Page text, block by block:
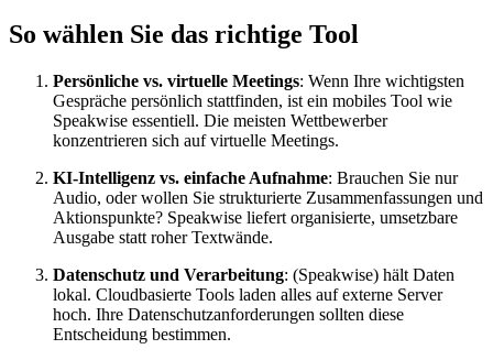
So wählen Sie das richtige Tool
Persönliche vs. virtuelle Meetings: Wenn Ihre wichtigsten
Gespräche persönlich stattfinden, ist ein mobiles Tool wie
Speakwise essentiell. Die meisten Wettbewerber
konzentrieren sich auf virtuelle Meetings.
KI-Intelligenz vs. einfache Aufnahme: Brauchen Sie nur
Audio, oder wollen Sie strukturierte Zusammenfassungen und
Aktionspunkte? Speakwise liefert organisierte, umsetzbare
Ausgabe statt roher Textwände.
Datenschutz und Verarbeitung: (Speakwise) hält Daten
lokal. Cloudbasierte Tools laden alles auf externe Server
hoch. Ihre Datenschutzanforderungen sollten diese
Entscheidung bestimmen.